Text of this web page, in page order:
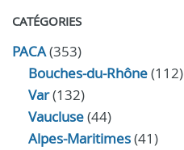
CATÉGORIES
PACA(353)
Bouches-du-Rhône(112)
Var(132)
Vaucluse(44)
Alpes-Maritimes(41)